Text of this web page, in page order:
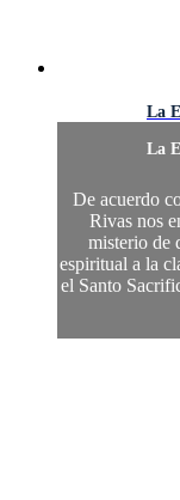
La
La
De acuerdo
Rivas nos
misterio de
espiritual a la
el Santo